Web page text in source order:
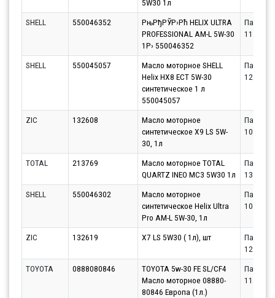
5W30 1л
SHELL
550046352
РњРђРЎР›Рћ HELIX ULTRA
PROFESSIONAL AM-L 5W-30
1Р› 550046352
Партнёр
SHELL 550045057
Масло моторное SHELL
Helix HX8 ECT 5W-30
синтетическое 1 л
550045057
Партнёр
ZIC 132608
Масло моторное
синтетическое X9 LS 5W-
30, 1л
Партнёр
TOTAL 213769
Масло моторное TOTAL
QUARTZ INEO MC3 5W30 1л
Партнёр
SHELL
550046302
Масло моторное
синтетическое Helix Ultra
Pro AM-L 5W-30, 1л
Партнёр
ZIC 132619 X7 LS 5W30 ( 1л), шт
Партнёр
TOYOTA
0888080846
TOYOTA 5w-30 FE SL/CF4
Масло моторное 08880-
80846 Европа (1л.)
Партнёр